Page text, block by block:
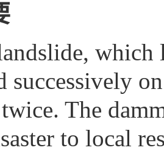
which
successively
The
to local